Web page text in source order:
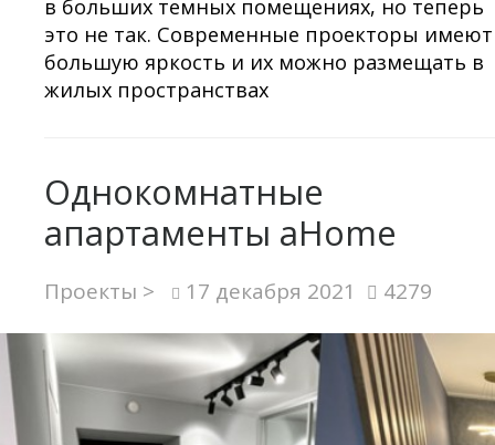
в больших темных помещениях, но теперь
это не так. Современные проекторы имеют
большую яркость и их можно размещать в
жилых пространствах
Однокомнатные
апартаменты aHome
Проекты > 17 декабря 2021 4279